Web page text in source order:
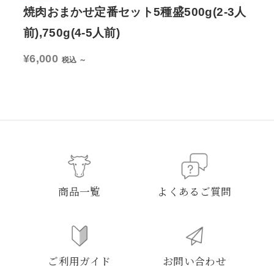
焼肉おまかせ定番セット5種盛500g(2-3人
前),750g(4-5人前)
¥6,000 税込 ～
商品一覧 よくあるご質問
ご利用ガイド お問い合わせ